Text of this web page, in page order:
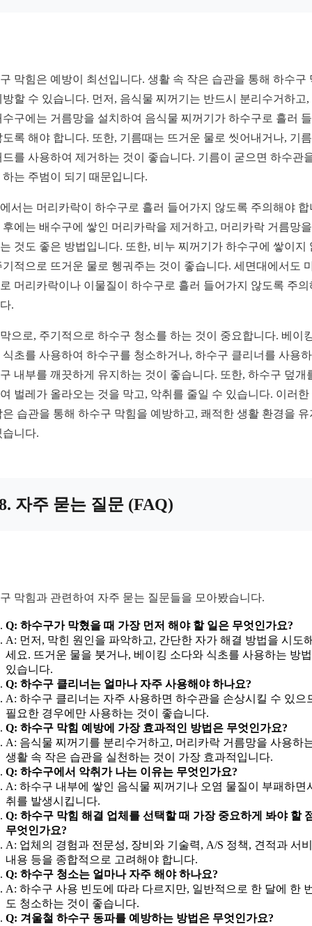
막힘은 예방이 최선입니다. 생활 속 작은 습관을 통해 하수구
방할 수 있습니다. 먼저, 음식물 찌꺼기는 반드시 분리수거하고,
수구에는 거름망을 설치하여 음식물 찌꺼기가 하수구로 흘러
도록 해야 합니다. 또한, 기름때는 뜨거운 물로 씻어내거나, 기
드를 사용하여 제거하는 것이 좋습니다. 기름이 굳으면 하수관
하는 주범이 되기 때문입니다.
서는 머리카락이 하수구로 흘러 들어가지 않도록 주의해야 합
후에는 배수구에 쌓인 머리카락을 제거하고, 머리카락 거름망
것도 좋은 방법입니다. 또한, 비누 찌꺼기가 하수구에 쌓이지
기적으로 뜨거운 물로 헹궈주는 것이 좋습니다. 세면대에서도
머리카락이나 이물질이 하수구로 흘러 들어가지 않도록 주의
.
으로, 주기적으로 하수구 청소를 하는 것이 중요합니다. 베이
식초를 사용하여 하수구를 청소하거나, 하수구 클리너를 사용
내부를 깨끗하게 유지하는 것이 좋습니다. 또한, 하수구 덮개
벌레가 올라오는 것을 막고, 악취를 줄일 수 있습니다. 이러한
은 습관을 통해 하수구 막힘을 예방하고, 쾌적한 생활 환경을 유
습니다.
자주 묻는 질문 (FAQ)
막힘과 관련하여 자주 묻는 질문들을 모아봤습니다.
Q: 하수구가 막혔을 때 가장 먼저 해야 할 일은 무엇인가요?
A: 먼저, 막힌 원인을 파악하고, 간단한 자가 해결 방법을 시도
세요. 뜨거운 물을 붓거나, 베이킹 소다와 식초를 사용하는 방
있습니다.
Q: 하수구 클리너는 얼마나 자주 사용해야 하나요?
A: 하수구 클리너는 자주 사용하면 하수관을 손상시킬 수 있으
필요한 경우에만 사용하는 것이 좋습니다.
Q: 하수구 막힘 예방에 가장 효과적인 방법은 무엇인가요?
A: 음식물 찌꺼기를 분리수거하고, 머리카락 거름망을 사용하
생활 속 작은 습관을 실천하는 것이 가장 효과적입니다.
Q: 하수구에서 악취가 나는 이유는 무엇인가요?
A: 하수구 내부에 쌓인 음식물 찌꺼기나 오염 물질이 부패하면
취를 발생시킵니다.
Q: 하수구 막힘 해결 업체를 선택할 때 가장 중요하게 봐야 할
무엇인가요?
A: 업체의 경험과 전문성, 장비와 기술력, A/S 정책, 견적과 서
내용 등을 종합적으로 고려해야 합니다.
Q: 하수구 청소는 얼마나 자주 해야 하나요?
A: 하수구 사용 빈도에 따라 다르지만, 일반적으로 한 달에 한
도 청소하는 것이 좋습니다.
Q: 겨울철 하수구 동파를 예방하는 방법은 무엇인가요?